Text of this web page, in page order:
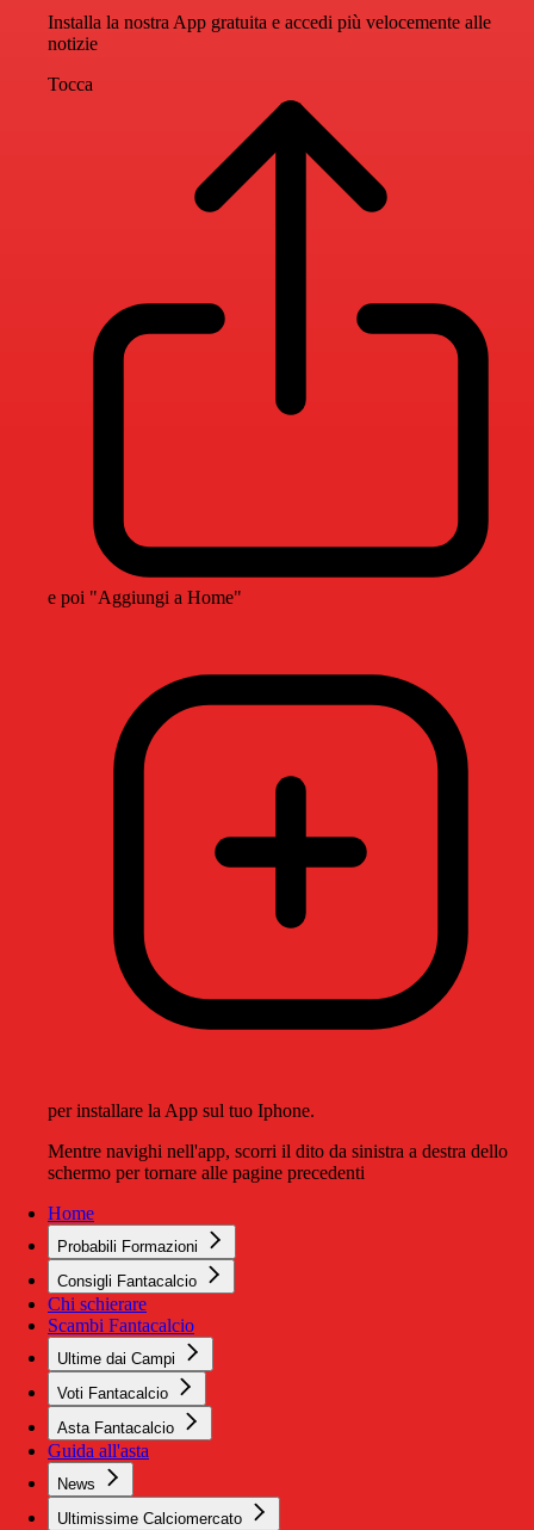
Installa la nostra App gratuita e accedi più velocemente alle
notizie
Tocca
e poi "Aggiungi a Home"
per installare la App sul tuo Iphone.
Mentre navighi nell'app, scorri il dito da sinistra a destra dello
schermo per tornare alle pagine precedenti
Home
Probabili Formazioni
Consigli Fantacalcio
Chi schierare
Scambi Fantacalcio
Ultime dai Campi
Voti Fantacalcio
Asta Fantacalcio
Guida all'asta
News
Ultimissime Calciomercato